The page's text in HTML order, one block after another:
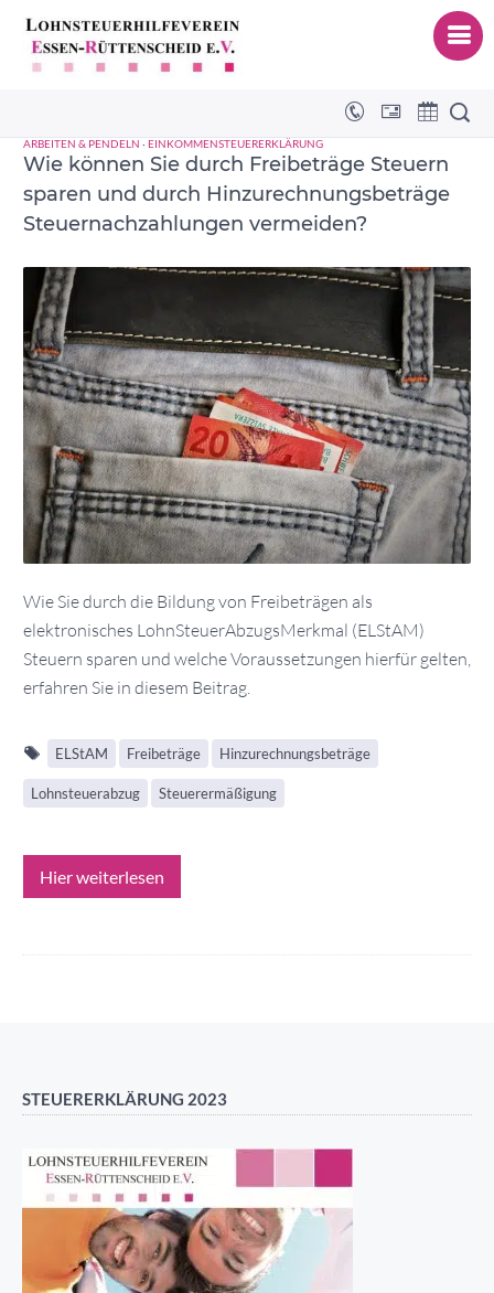
Hinzurechnungsbeträge
ARBEITEN & PENDELN · EINKOMMENSTEUERERKLÄRUNG
Wie können Sie durch Freibeträge Steuern
sparen und durch Hinzurechnungsbeträge
Steuernachzahlungen vermeiden?
Wie Sie durch die Bildung von Freibeträgen als
elektronisches LohnSteuerAbzugsMerkmal (ELStAM)
Steuern sparen und welche Voraussetzungen hierfür gelten,
erfahren Sie in diesem Beitrag.
ELStAM Freibeträge Hinzurechnungsbeträge
Lohnsteuerabzug Steuerermäßigung
Hier weiterlesen
STEUERERKLÄRUNG 2023